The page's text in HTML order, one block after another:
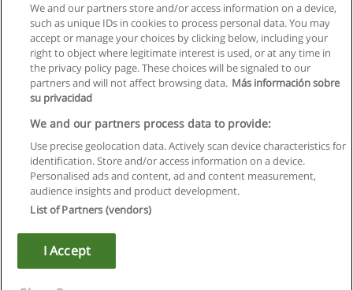
Regras de uso
Privacidade de dados
Entrar em contato com Educaedu
Copyright © Educaedu Business S.L. - CIF : B-95610580: -
We and our partners store and/or access information on a device,
such as unique IDs in cookies to process personal data. You may
accept or manage your choices by clicking below, including your
right to object where legitimate interest is used, or at any time in
the privacy policy page. These choices will be signaled to our
partners and will not affect browsing data. Más información sobre
su privacidad
We and our partners process data to provide:
Use precise geolocation data. Actively scan device characteristics for
identification. Store and/or access information on a device.
Personalised ads and content, ad and content measurement,
audience insights and product development.
List of Partners (vendors)
I Accept